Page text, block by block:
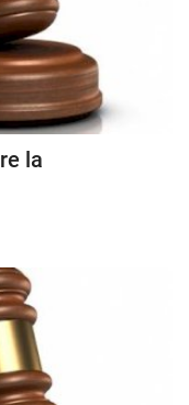
la